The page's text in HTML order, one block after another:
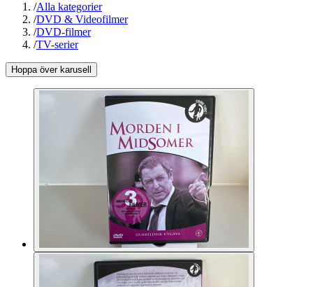
/Alla kategorier
/DVD & Videofilmer
/DVD-filmer
/TV-serier
Hoppa över karusell